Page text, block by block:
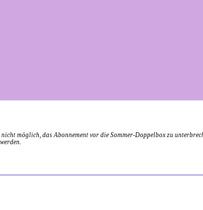
möglich, das Abonnement vor die Sommer-Doppelbox zu